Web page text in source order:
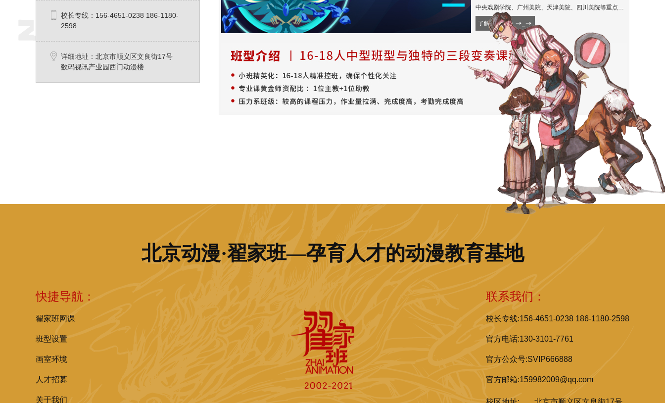
校长专线：156-4651-0238 186-1180-
2598
详细地址：北京市顺义区文良街17号
数码视讯产业园西门动漫楼
苦”，但承诺让每一滴汗水都落在专业坐标上。所以这份压
力并非人人适合，若测评显示你需调整节奏，可转至神兽
班的弹性推进或凤凰班的精细陪伴，
中央戏剧学院、广州美院、天津美院、四川美院等重点名
校
了解招生简章
北京动漫·翟家班—孕育人才的动漫教育基地
快捷导航：
翟家班网课
班型设置
画室环境
人才招募
关于我们
联系我们：
校长专线:156-4651-0238 186-1180-2598
官方电话:130-3101-7761
官方公众号:SVIP666888
官方邮箱:159982009@qq.com